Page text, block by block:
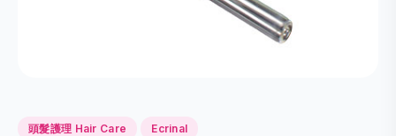
頭髮護理 Hair Care Ecrinal